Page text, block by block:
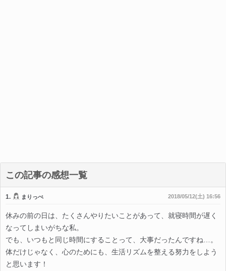
この記事の感想一覧
1. まりっぺ 2018/05/12(土) 16:56
休みの前の日は、たくさんやりたいことがあって、就寝時間が遅く
なってしまいがちな私。
でも、いつもと同じ時間にすることって、大事だったんですね…。
体だけじゃなく、心のためにも、生活リズムを整える努力をしよう
と思います！